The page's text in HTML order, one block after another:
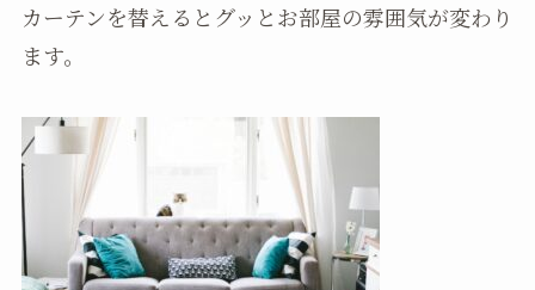
カーテンを替えるとグッとお部屋の雰囲気が変わり
ます。